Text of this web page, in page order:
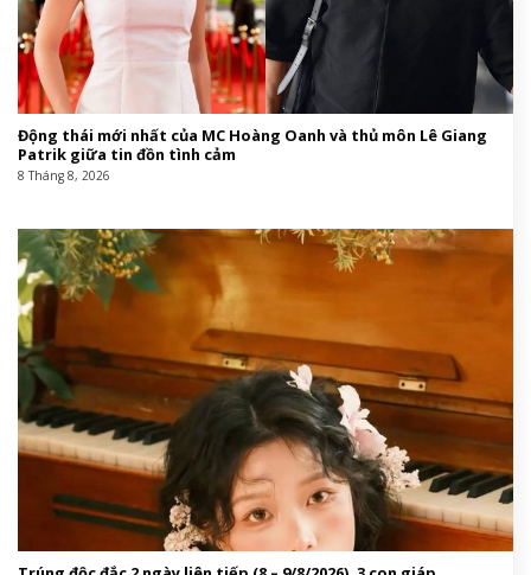
Động thái mới nhất của MC Hoàng Oanh và thủ môn Lê Giang
Patrik giữa tin đồn tình cảm
8 Tháng 8, 2026